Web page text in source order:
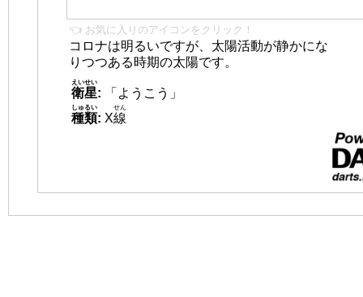
👈 お気に入りのアイコンをクリック！
コロナは明るいですが、太陽活動が静かにな
りつつある時期の太陽です。
衛星
えいせい
:
「ようこう」
種類
しゅるい
: X線
せん